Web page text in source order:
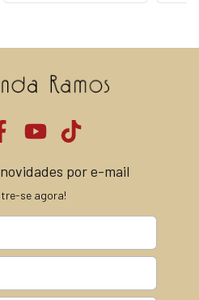
por e-mail
se agora!